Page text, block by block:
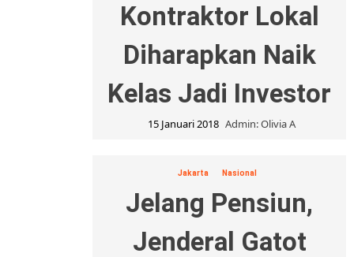
Kontraktor Lokal
Diharapkan Naik
Kelas Jadi Investor
15 Januari 2018 Admin: Olivia A
Jakarta Nasional
Jelang Pensiun,
Jenderal Gatot